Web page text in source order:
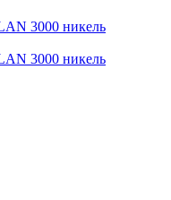
3000 никель
3000 никель